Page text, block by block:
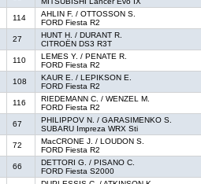
114
AHLIN F. / OTTOSSON S.
FORD Fiesta R2
27
HUNT H. / DURANT R.
CITROËN DS3 R3T
110
LEMES Y. / PENATE R.
FORD Fiesta R2
108
KAUR E. / LEPIKSON E.
FORD Fiesta R2
116
RIEDEMANN C. / WENZEL M.
FORD Fiesta R2
67
PHILIPPOV N. / GARASIMENKO S.
SUBARU Impreza WRX Sti
72
MacCRONE J. / LOUDON S.
FORD Fiesta R2
66
DETTORI G. / PISANO C.
FORD Fiesta S2000